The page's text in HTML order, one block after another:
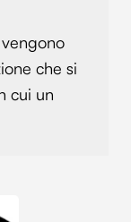
che hanno
che si
cui un